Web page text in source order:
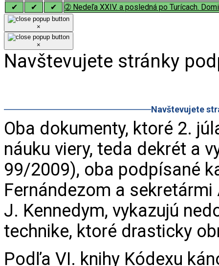
✔
✔ ✔ ➁ Nedeľa XXIV. a posledná po Turícach.
×
×
Navštevujete stránky
Navštevujete
Oba dokumenty, ktoré 2.
náuku viery, teda dekrét a
99/2009), oba podpísané
Fernándezom a
J. Kennedym, vykazujú
technike, ktoré drasticky
Podľa VI. knihy Kódexu